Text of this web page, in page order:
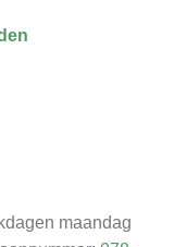
maandag